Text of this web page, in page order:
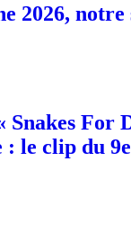
2026, notre
Snakes For
: le clip du